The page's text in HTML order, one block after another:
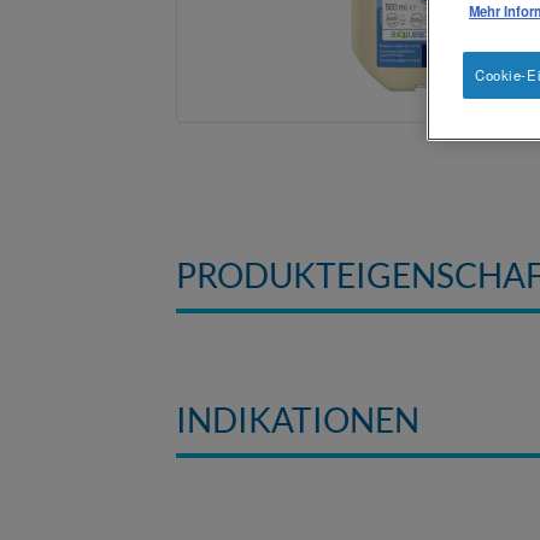
INDIKATIONEN
Mehr
Cookie-